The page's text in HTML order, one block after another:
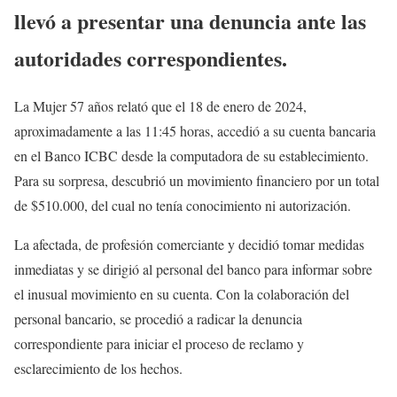
llevó a presentar una denuncia ante las
autoridades correspondientes.
La Mujer 57 años relató que el 18 de enero de 2024,
aproximadamente a las 11:45 horas, accedió a su cuenta bancaria
en el Banco ICBC desde la computadora de su establecimiento.
Para su sorpresa, descubrió un movimiento financiero por un total
de $510.000, del cual no tenía conocimiento ni autorización.
La afectada, de profesión comerciante y decidió tomar medidas
inmediatas y se dirigió al personal del banco para informar sobre
el inusual movimiento en su cuenta. Con la colaboración del
personal bancario, se procedió a radicar la denuncia
correspondiente para iniciar el proceso de reclamo y
esclarecimiento de los hechos.